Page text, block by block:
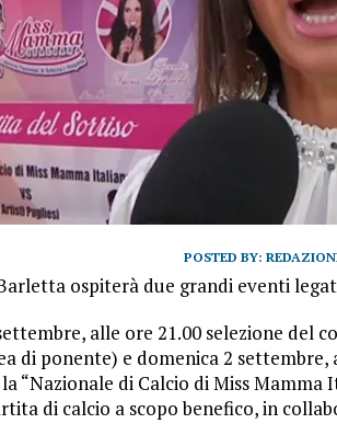
POSTED BY:
ospiterà due grandi eventi
alle ore 21.00 selezione del
di ponente) e domenica 2
“Nazionale di Calcio di Miss
di calcio a scopo benefico, in